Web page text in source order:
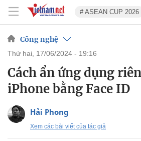
# ASEAN CUP 2026
Công nghệ
thứ hai, 17/06/2024 - 19:16
Cách ẩn ứng dụng
iPhone bằng Face ID
Hải Phong
Xem các bài viết của tác giả